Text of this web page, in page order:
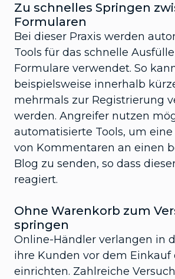
Zu schnelles Springen
Formularen
Bei dieser Praxis werden
Tools für das schnelle
Formulare verwendet. So
beispielsweise innerhalb
mehrmals zur Registrierung
werden. Angreifer nutzen
automatisierte Tools, um
von Kommentaren an einen
Blog zu senden, so dass
reagiert.
Ohne Warenkorb zum
springen
Online-Händler verlangen in
ihre Kunden vor dem Einkauf
einrichten. Zahlreiche